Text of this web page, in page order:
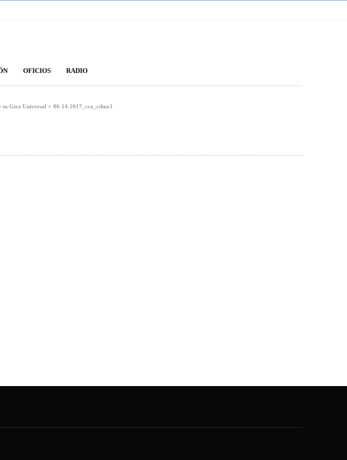
OFICIOS RADIO
su Gira Universal 06-14-2017_cca_cdmx1